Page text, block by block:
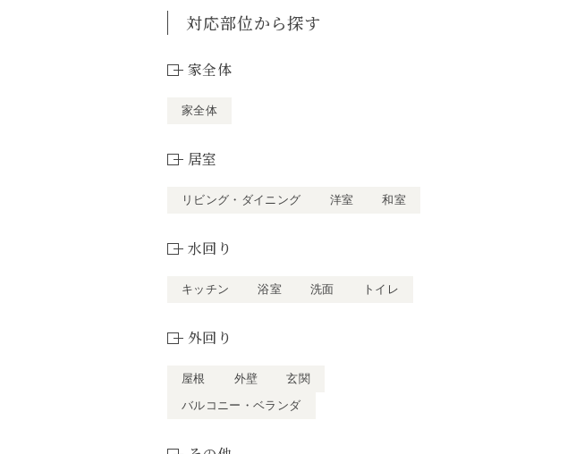
対応部位から探す
家全体
家全体
居室
リビング・ダイニング 洋室 和室
水回り
キッチン 浴室 洗面 トイレ
外回り
屋根 外壁
玄関
バルコニー・ベランダ